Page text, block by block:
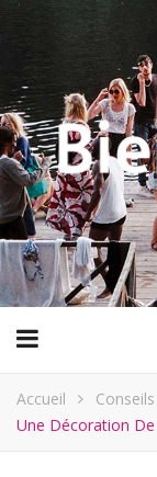
Accueil
Une Décoration